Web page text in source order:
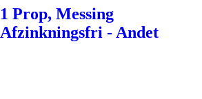
1 Prop, Messing
Afzinkningsfri - Andet